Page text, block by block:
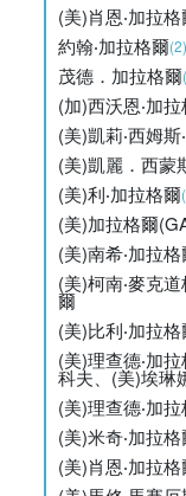
(美)肖恩‧加拉
約翰‧加拉格爾(2)
茂德．加拉格爾
(加)西沃恩‧加
(美)凱莉‧西姆
(美)凱麗．西蒙
(美)利‧加拉格爾
(美)加拉格爾
(美)南希‧加拉
(美)柯南‧麥克
爾
(美)比利‧加拉
(美)理查德‧加
科夫、(美)埃琳
(美)理查德‧加
(美)米奇‧加拉
(美)肖恩‧加拉